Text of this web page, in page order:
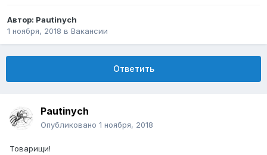
Автор: Pautinych
1 ноября, 2018 в Вакансии
Ответить
Pautinych
Опубликовано 1 ноября, 2018
Товарищи!